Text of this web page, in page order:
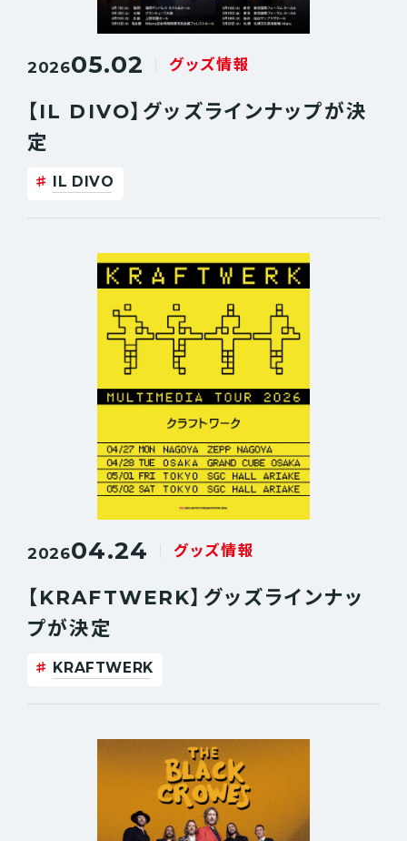
202605.02 グッズ情報
【IL DIVO】グッズラインナップが決
定
IL DIVO
202604.24 グッズ情報
【KRAFTWERK】グッズラインナッ
プが決定
KRAFTWERK